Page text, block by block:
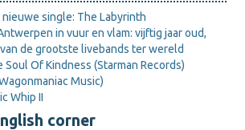
single: The Labyrinth
in vuur en vlam: vijftig jaar oud,
de grootste livebands ter wereld
Soul Of Kindness (Starman Records)
Music)
Whip II
corner